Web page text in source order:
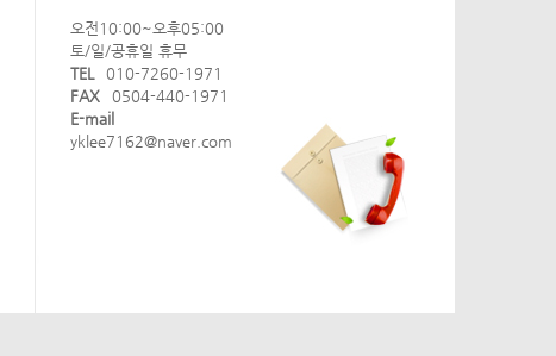
오전10:00~오후05:00
토/일/공휴일 휴무
TEL
010-7260-1971
FAX
0504-440-1971
E-mail
yklee7162@naver.com